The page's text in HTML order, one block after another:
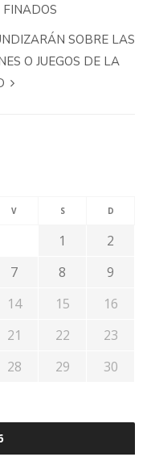
FINADOS
SOBRE LAS
O JUEGOS DE LA
V S D
1
2
7 8
9
14 15
16
21 22
23
28 29
30